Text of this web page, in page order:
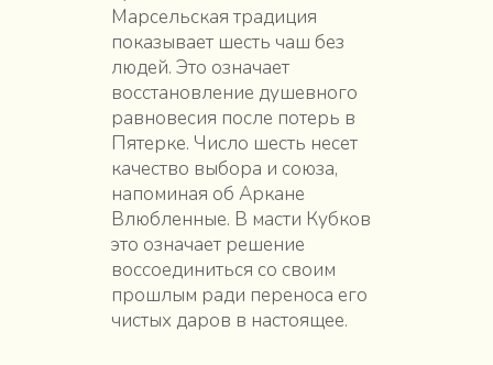
Марсельская традиция
показывает шесть чаш без
людей. Это означает
восстановление душевного
равновесия после потерь в
Пятерке. Число шесть несет
качество выбора и союза,
напоминая об Аркане
Влюбленные. В масти Кубков
это означает решение
воссоединиться со своим
прошлым ради переноса его
чистых даров в настоящее.